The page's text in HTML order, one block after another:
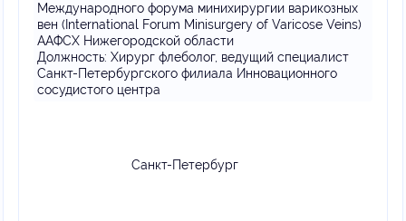
Международного форума минихирургии варикозных
вен (International Forum Minisurgery of Varicose Veins)
ААФСХ Нижегородской области
Должность: Хирург флеболог, ведущий специалист
Санкт-Петербургского филиала Инновационного
сосудистого центра
Санкт-Петербург